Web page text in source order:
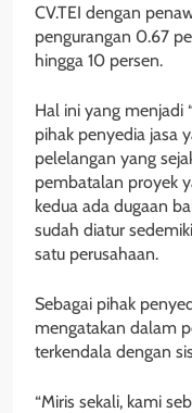
CV.TEI dengan
pengurangan 0.67
hingga 10 persen.
Hal ini yang menjadi
pihak penyedia jasa
pelelangan yang
pembatalan proyek
kedua ada dugaan
sudah diatur
satu perusahaan.
Sebagai pihak
mengatakan dalam
terkendala dengan
“Miris sekali, kami